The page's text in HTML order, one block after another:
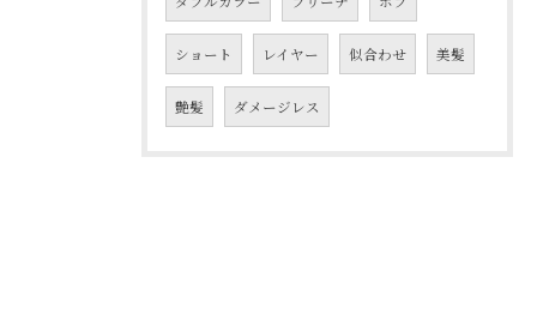
ショート レイヤー 似合わせ 美髪
艶髪 ダメージレス